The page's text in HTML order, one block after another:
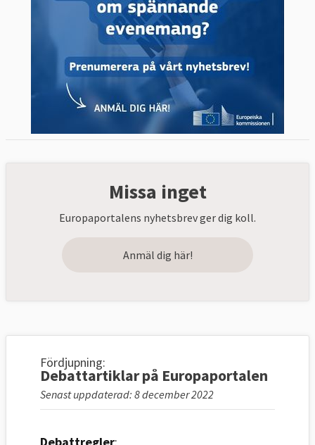
Missa inget
Europaportalens nyhetsbrev ger dig koll.
Anmäl dig här!
Fördjupning:
Debattartiklar på Europaportalen
Senast uppdaterad: 8 december 2022